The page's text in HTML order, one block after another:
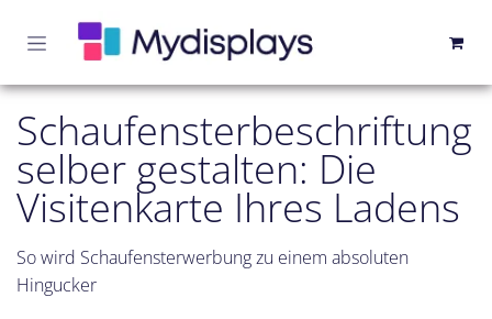
Schaufensterbeschriftung
selber gestalten: Die
Visitenkarte Ihres Ladens
So wird Schaufensterwerbung zu einem absoluten
Hingucker